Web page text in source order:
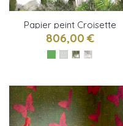
Papier peint Croisette
de Christian Lacroix
806,00 €